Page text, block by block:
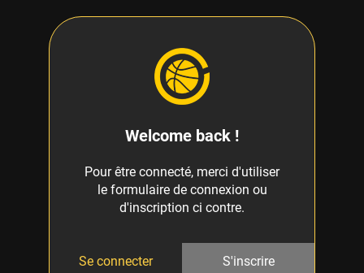
Welcome back !
Pour être connecté, merci d'utiliser
le formulaire de connexion ou
d'inscription ci contre.
Se connecter S'inscrire